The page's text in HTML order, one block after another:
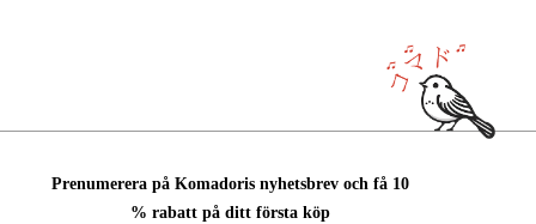
Prenumerera på Komadoris nyhetsbrev och få 10
% rabatt på ditt första köp